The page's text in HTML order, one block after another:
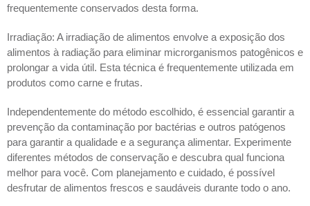
frequentemente conservados desta forma.
Irradiação: A irradiação de alimentos envolve a exposição dos
alimentos à radiação para eliminar microrganismos patogênicos e
prolongar a vida útil. Esta técnica é frequentemente utilizada em
produtos como carne e frutas.
Independentemente do método escolhido, é essencial garantir a
prevenção da contaminação por bactérias e outros patógenos
para garantir a qualidade e a segurança alimentar. Experimente
diferentes métodos de conservação e descubra qual funciona
melhor para você. Com planejamento e cuidado, é possível
desfrutar de alimentos frescos e saudáveis durante todo o ano.